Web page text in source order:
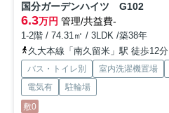
国分ガーデンハイツ G102
6.3万円 管理/共益費-
1-2階 / 74.31㎡ / 3LDK /築38年
久大本線「南久留米」駅 徒歩12分
バス・トイレ別 室内洗濯機置場
電気有
駐輪場
敷0